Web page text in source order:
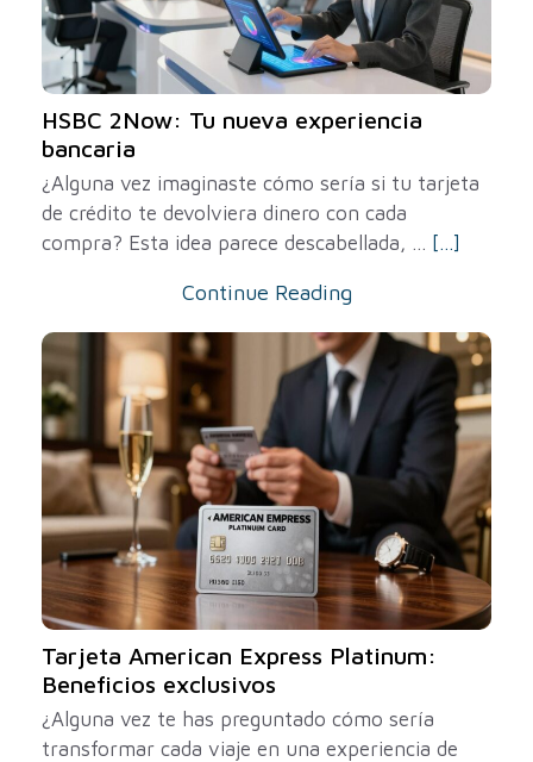
HSBC 2Now: Tu nueva experiencia
bancaria
¿Alguna vez imaginaste cómo sería si tu tarjeta
de crédito te devolviera dinero con cada
compra? Esta idea parece descabellada, ... [...]
Continue Reading
Tarjeta American Express Platinum:
Beneficios exclusivos
¿Alguna vez te has preguntado cómo sería
transformar cada viaje en una experiencia de